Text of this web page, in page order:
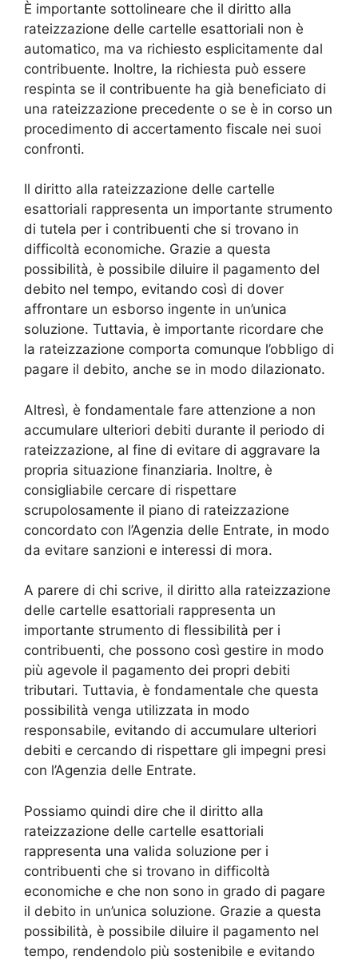
È importante sottolineare che il diritto alla
rateizzazione delle cartelle esattoriali non è
automatico, ma va richiesto esplicitamente dal
contribuente. Inoltre, la richiesta può essere
respinta se il contribuente ha già beneficiato di
una rateizzazione precedente o se è in corso un
procedimento di accertamento fiscale nei suoi
confronti.
Il diritto alla rateizzazione delle cartelle
esattoriali rappresenta un importante strumento
di tutela per i contribuenti che si trovano in
difficoltà economiche. Grazie a questa
possibilità, è possibile diluire il pagamento del
debito nel tempo, evitando così di dover
affrontare un esborso ingente in un’unica
soluzione. Tuttavia, è importante ricordare che
la rateizzazione comporta comunque l’obbligo di
pagare il debito, anche se in modo dilazionato.
Altresì, è fondamentale fare attenzione a non
accumulare ulteriori debiti durante il periodo di
rateizzazione, al fine di evitare di aggravare la
propria situazione finanziaria. Inoltre, è
consigliabile cercare di rispettare
scrupolosamente il piano di rateizzazione
concordato con l’Agenzia delle Entrate, in modo
da evitare sanzioni e interessi di mora.
A parere di chi scrive, il diritto alla rateizzazione
delle cartelle esattoriali rappresenta un
importante strumento di flessibilità per i
contribuenti, che possono così gestire in modo
più agevole il pagamento dei propri debiti
tributari. Tuttavia, è fondamentale che questa
possibilità venga utilizzata in modo
responsabile, evitando di accumulare ulteriori
debiti e cercando di rispettare gli impegni presi
con l’Agenzia delle Entrate.
Possiamo quindi dire che il diritto alla
rateizzazione delle cartelle esattoriali
rappresenta una valida soluzione per i
contribuenti che si trovano in difficoltà
economiche e che non sono in grado di pagare
il debito in un’unica soluzione. Grazie a questa
possibilità, è possibile diluire il pagamento nel
tempo, rendendolo più sostenibile e evitando